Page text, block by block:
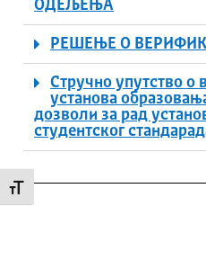
Промени величину слова
ОДЕЉЕЊА
РЕШЕЊЕ О
Стручно упутство о
установа
дозволи за рад
студентског